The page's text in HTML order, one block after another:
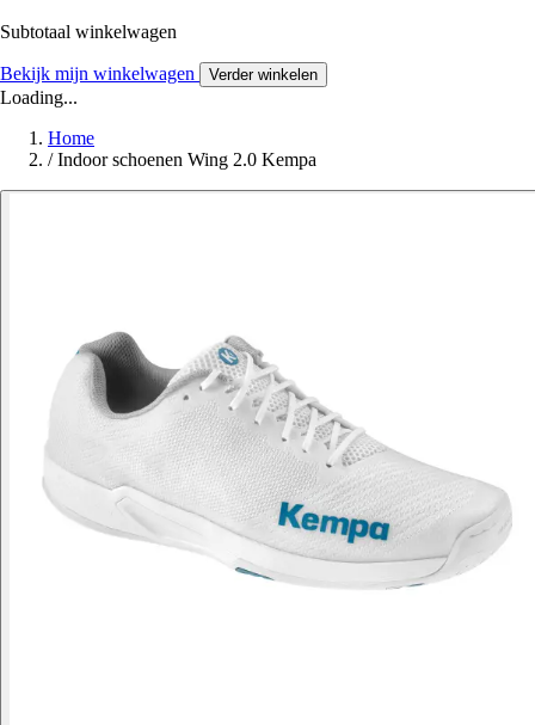
Subtotaal winkelwagen
Bekijk mijn winkelwagen Verder winkelen
Loading...
Home
/ Indoor schoenen Wing 2.0 Kempa